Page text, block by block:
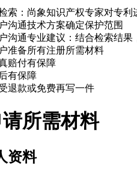
索：尚象知识产权专家对专利
沟通技术方案确定保护范围
沟通专业建议：结合检索结
准备所有注册所需材料
赔付有保障
有保障
退款或免费再写一件
所需材料
资料